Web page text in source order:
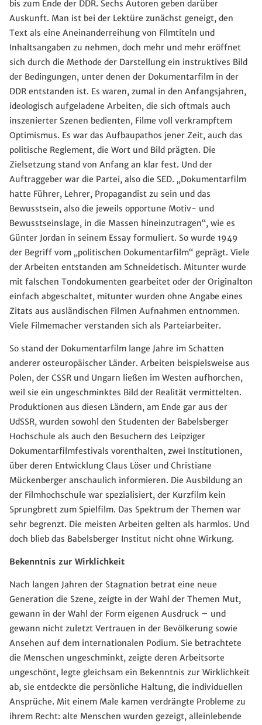
bis zum Ende der DDR. Sechs Autoren geben darüber
Auskunft. Man ist bei der Lektüre zunächst geneigt, den
Text als eine Aneinanderreihung von Filmtiteln und
Inhaltsangaben zu nehmen, doch mehr und mehr eröffnet
sich durch die Methode der Darstellung ein instruktives Bild
der Bedingungen, unter denen der Dokumentarfilm in der
DDR entstanden ist. Es waren, zumal in den Anfangsjahren,
ideologisch aufgeladene Arbeiten, die sich oftmals auch
inszenierter Szenen bedienten, Filme voll verkrampftem
Optimismus. Es war das Aufbaupathos jener Zeit, auch das
politische Reglement, die Wort und Bild prägten. Die
Zielsetzung stand von Anfang an klar fest. Und der
Auftraggeber war die Partei, also die SED. „Dokumentarfilm
hatte Führer, Lehrer, Propagandist zu sein und das
Bewusstsein, also die jeweils opportune Motiv- und
Bewusstseinslage, in die Massen hineinzutragen“, wie es
Günter Jordan in seinem Essay formuliert. So wurde 1949
der Begriff vom „politischen Dokumentarfilm“ geprägt. Viele
der Arbeiten entstanden am Schneidetisch. Mitunter wurde
mit falschen Tondokumenten gearbeitet oder der Originalton
einfach abgeschaltet, mitunter wurden ohne Angabe eines
Zitats aus ausländischen Filmen Aufnahmen entnommen.
Viele Filmemacher verstanden sich als Parteiarbeiter.
So stand der Dokumentarfilm lange Jahre im Schatten
anderer osteuropäischer Länder. Arbeiten beispielsweise aus
Polen, der CSSR und Ungarn ließen im Westen aufhorchen,
weil sie ein ungeschminktes Bild der Realität vermittelten.
Produktionen aus diesen Ländern, am Ende gar aus der
UdSSR, wurden sowohl den Studenten der Babelsberger
Hochschule als auch den Besuchern des Leipziger
Dokumentarfilmfestivals vorenthalten, zwei Institutionen,
über deren Entwicklung Claus Löser und Christiane
Mückenberger anschaulich informieren. Die Ausbildung an
der Filmhochschule war spezialisiert, der Kurzfilm kein
Sprungbrett zum Spielfilm. Das Spektrum der Themen war
sehr begrenzt. Die meisten Arbeiten gelten als harmlos. Und
doch blieb das Babelsberger Institut nicht ohne Wirkung.
Bekenntnis zur Wirklichkeit
Nach langen Jahren der Stagnation betrat eine neue
Generation die Szene, zeigte in der Wahl der Themen Mut,
gewann in der Wahl der Form eigenen Ausdruck – und
gewann nicht zuletzt Vertrauen in der Bevölkerung sowie
Ansehen auf dem internationalen Podium. Sie betrachtete
die Menschen ungeschminkt, zeigte deren Arbeitsorte
ungeschönt, legte gleichsam ein Bekenntnis zur Wirklichkeit
ab, sie entdeckte die persönliche Haltung, die individuellen
Ansprüche. Mit einem Male kamen verdrängte Probleme zu
ihrem Recht: alte Menschen wurden gezeigt, alleinlebende